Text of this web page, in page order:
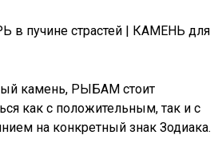
в пучине страстей | КАМЕНЬ для
камень, РЫБАМ стоит
как с положительным, так и с
на конкретный знак Зодиака.